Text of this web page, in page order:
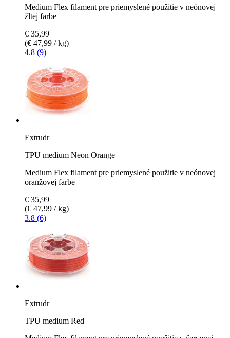
Medium Flex filament pre priemyslené použitie v neónovej
žltej farbe
€ 35,99
(€ 47,99 / kg)
4.8 (9)
Extrudr
TPU medium Neon Orange
Medium Flex filament pre priemyslené použitie v neónovej
oranžovej farbe
€ 35,99
(€ 47,99 / kg)
3.8 (6)
Extrudr
TPU medium Red